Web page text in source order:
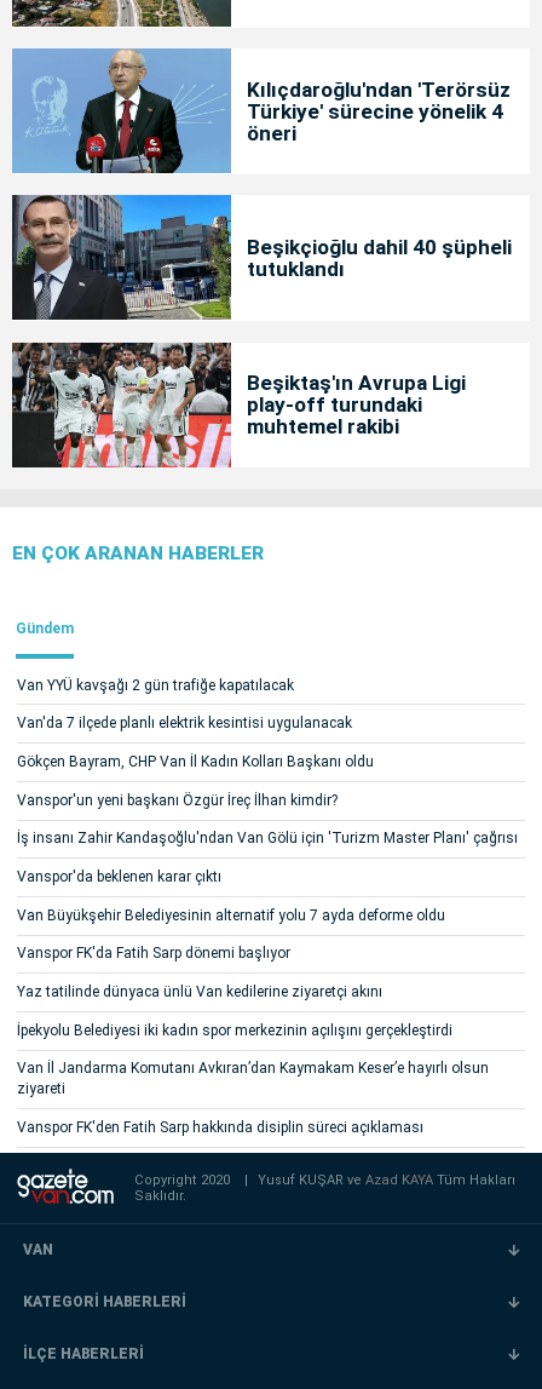
Kılıçdaroğlu'ndan 'Terörsüz
Türkiye' sürecine yönelik 4
öneri
Beşikçioğlu dahil 40 şüpheli
tutuklandı
Beşiktaş'ın Avrupa Ligi
play-off turundaki
muhtemel rakibi
EN ÇOK ARANAN HABERLER
Gündem
Van YYÜ kavşağı 2 gün trafiğe kapatılacak
Van'da 7 ilçede planlı elektrik kesintisi uygulanacak
Gökçen Bayram, CHP Van İl Kadın Kolları Başkanı oldu
Vanspor'un yeni başkanı Özgür İreç İlhan kimdir?
İş insanı Zahir Kandaşoğlu'ndan Van Gölü için 'Turizm Master Planı' çağrısı
Vanspor'da beklenen karar çıktı
Van Büyükşehir Belediyesinin alternatif yolu 7 ayda deforme oldu
Vanspor FK'da Fatih Sarp dönemi başlıyor
Yaz tatilinde dünyaca ünlü Van kedilerine ziyaretçi akını
İpekyolu Belediyesi iki kadın spor merkezinin açılışını gerçekleştirdi
Van İl Jandarma Komutanı Avkıran’dan Kaymakam Keser’e hayırlı olsun
ziyareti
Vanspor FK'den Fatih Sarp hakkında disiplin süreci açıklaması
Copyright 2020 | Yusuf KUŞAR veAzad KAYATüm Hakları
Saklıdır.
VAN
KATEGORİ HABERLERİ
İLÇE HABERLERİ